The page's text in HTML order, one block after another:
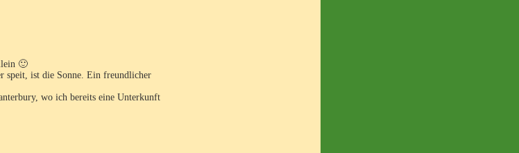
🙂
speit, ist die Sonne. Ein freundlicher
wo ich bereits eine Unterkunft